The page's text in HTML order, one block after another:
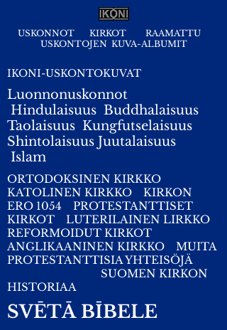
USKONNOT KIRKOT
RAAMATTU
USKONTOJEN KUVA-ALBUMIT
IKONI-USKONTOKUVAT
Luonnonuskonnot
Hindulaisuus Buddhalaisuus
Taolaisuus Kungfutselaisuus
Shintolaisuus Juutalaisuus
Islam
ORTODOKSINEN KIRKKO
KATOLINEN KIRKKO
KIRKON
ERO 1054
PROTESTANTTISET
KIRKOT
LUTERILAINEN LIRKKO
REFORMOIDUT KIRKOT
ANGLIKAANINEN KIRKKO
MUITA
PROTESTANTTISIA YHTEISÖJÄ
SUOMEN KIRKON
HISTORIAA
SVĒTĀ BĪBELE